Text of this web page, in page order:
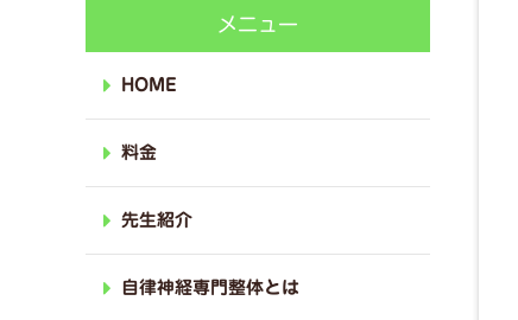
メニュー
HOME
料金
先生紹介
自律神経専門整体とは